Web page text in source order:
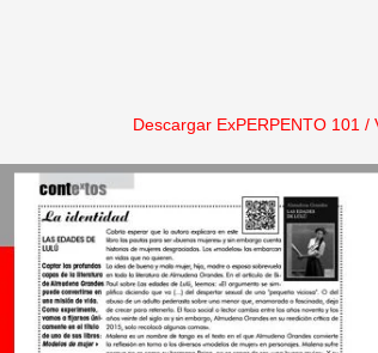
Descargar ExPERPENTO 101 /